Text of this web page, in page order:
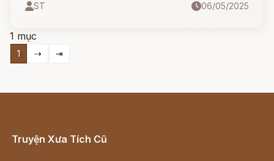
sinh độc đáo qua bài viết chi tiết này!
ST 06/05/2025
1 mục
1 ⇢ ⇥
Truyện Xưa Tích Cũ